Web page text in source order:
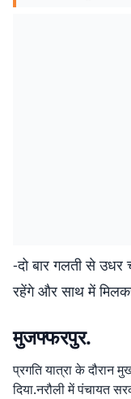
-दो बार गलती से उधर
रहेंगे और साथ में
मुजफ्फरपुर.
प्रगति यात्रा के दौरान
दिया.नरौली में पंचायत